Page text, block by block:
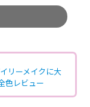
リーメイクに大
色レビュー